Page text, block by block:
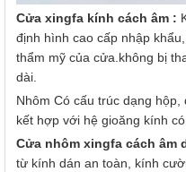
Cửa xingfa kính cách âm :
định hình cao cấp nhập
thẩm mỹ của cửa.không bị
dài.
Nhôm Có cấu trúc dạng
kết hợp với hệ gioăng kính
Cửa nhôm xingfa cách âm
từ kính dán an toàn, kính